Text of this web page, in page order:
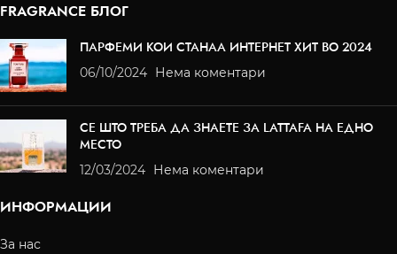
FRAGRANCE БЛОГ
ПАРФЕМИ КОИ СТАНАА ИНТЕРНЕТ ХИТ ВО 2024
06/10/2024 Нема коментари
СЕ ШТО ТРЕБА ДА ЗНАЕТЕ ЗА LATTAFA НА ЕДНО
МЕСТО
12/03/2024 Нема коментари
ИНФОРМАЦИИ
За нас